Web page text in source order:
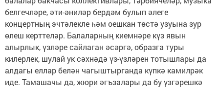
белгечләре, әти-әниләр бердәм булып әлеге
концертның эчтәлекле һәм оешкан төстә узуына зур
өлеш керттеләр. Балаларның киемнәре күз явын
алырлык, үзләре сайлаган әсәргә, образга туры
килерлек, шулай ук сәхнәдә үз-үзләрен тотышлары да
алдагы еллар белән чагыштырганда күпкә камилрәк
иде. Тамашачы да, жюри әгъзалары да бу үзгәрешкә